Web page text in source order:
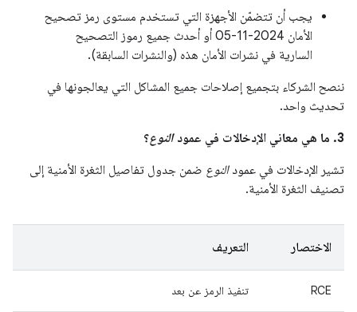
يجب أن تتضمّن الأجهزة التي تستخدم مستوى رمز تصحيح
الأمان 2024-11-05 أو أحدث جميع رموز التصحيح
السارية في نشرات الأمان هذه (والنشرات السابقة).
ننصح الشركاء بتجميع إصلاحات جميع المشاكل التي يعالجونها في
تحديث واحد.
3. ما هي معاني الإدخالات في عمود
النوع؟
تشير الإدخالات في عمودالنوع ضمن جدول تفاصيل الثغرة الأمنية إلى
تصنيف الثغرة الأمنية.
الاختصار التعريف
RCE تنفيذ الرمز عن بعد